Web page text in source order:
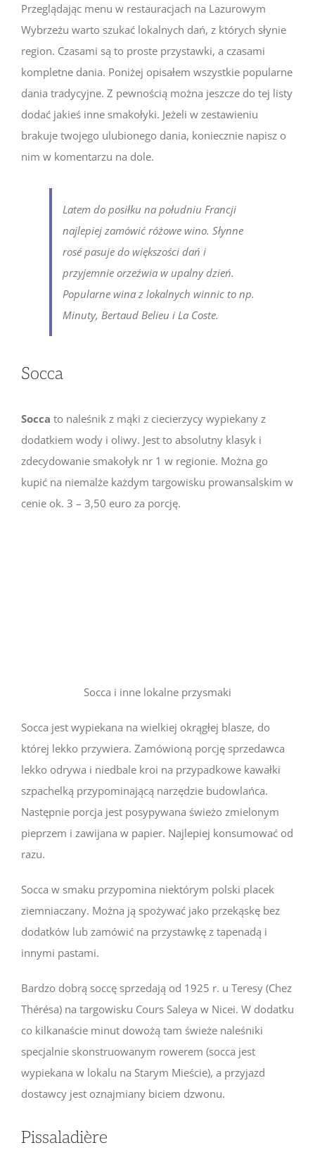
Przeglądając menu w restauracjach na Lazurowym
Wybrzeżu warto szukać lokalnych dań, z których słynie
region. Czasami są to proste przystawki, a czasami
kompletne dania. Poniżej opisałem wszystkie popularne
dania tradycyjne. Z pewnością można jeszcze do tej listy
dodać jakieś inne smakołyki. Jeżeli w zestawieniu
brakuje twojego ulubionego dania, koniecznie napisz o
nim w komentarzu na dole.
Latem do posiłku na południu Francji
najlepiej zamówić różowe wino. Słynne
rosé pasuje do większości dań i
przyjemnie orzeźwia w upalny dzień.
Popularne wina z lokalnych winnic to np.
Minuty, Bertaud Belieu i La Coste.
Socca
Socca to naleśnik z mąki z ciecierzycy wypiekany z
dodatkiem wody i oliwy. Jest to absolutny klasyk i
zdecydowanie smakołyk nr 1 w regionie. Można go
kupić na niemalże każdym targowisku prowansalskim w
cenie ok. 3 – 3,50 euro za porcję.
Socca i inne lokalne przysmaki
Socca jest wypiekana na wielkiej okrągłej blasze, do
której lekko przywiera. Zamówioną porcję sprzedawca
lekko odrywa i niedbale kroi na przypadkowe kawałki
szpachelką przypominającą narzędzie budowlańca.
Następnie porcja jest posypywana świeżo zmielonym
pieprzem i zawijana w papier. Najlepiej konsumować od
razu.
Socca w smaku przypomina niektórym polski placek
ziemniaczany. Można ją spożywać jako przekąskę bez
dodatków lub zamówić na przystawkę z tapenadą i
innymi pastami.
Bardzo dobrą soccę sprzedają od 1925 r. u Teresy (Chez
Thérésa) na targowisku Cours Saleya w Nicei. W dodatku
co kilkanaście minut dowożą tam świeże naleśniki
specjalnie skonstruowanym rowerem (socca jest
wypiekana w lokalu na Starym Mieście), a przyjazd
dostawcy jest oznajmiany biciem dzwonu.
Pissaladière